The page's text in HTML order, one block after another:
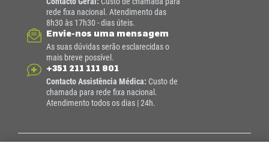
rede fixa nacional. Atendimento das
8h30 às 17h30 - dias úteis.
Envie-nos uma mensagem
As suas dúvidas serão esclarecidas o
mais breve possível.
+351 211 111 801
Contacto Assistência Médica: Custo de
chamada para rede fixa nacional.
Atendimento todos os dias | 24h.